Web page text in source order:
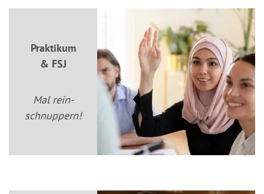
Praktikum
& FSJ
Mal rein­
schnuppern!